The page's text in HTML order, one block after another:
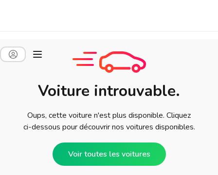
Voiture introuvable.
Oups, cette voiture n'est plus disponible. Cliquez
ci-dessous pour découvrir nos voitures disponibles.
Voir toutes les voitures